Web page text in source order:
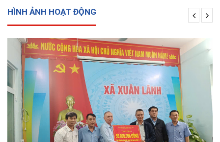
HÌNH ẢNH HOẠT ĐỘNG